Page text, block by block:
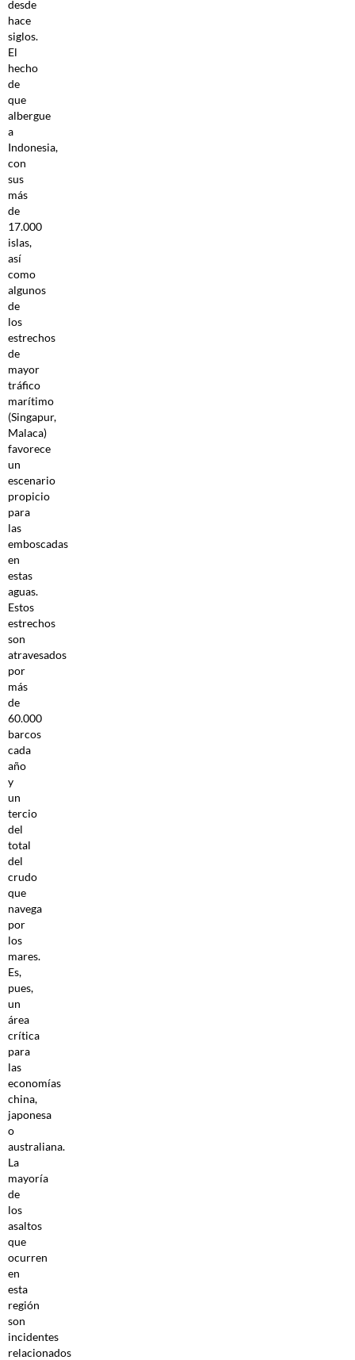
desde
hace
siglos.
El
hecho
de
que
albergue
a
Indonesia,
con
sus
más
de
17.000
islas,
así
como
algunos
de
los
estrechos
de
mayor
tráfico
marítimo
(Singapur,
Malaca)
favorece
un
escenario
propicio
para
las
emboscadas
en
estas
aguas.
Estos
estrechos
son
atravesados
por
más
de
60.000
barcos
cada
año
y
un
tercio
del
total
del
crudo
que
navega
por
los
mares.
Es,
pues,
un
área
crítica
para
las
economías
china,
japonesa
o
australiana.
La
mayoría
de
los
asaltos
que
ocurren
en
esta
región
son
incidentes
relacionados